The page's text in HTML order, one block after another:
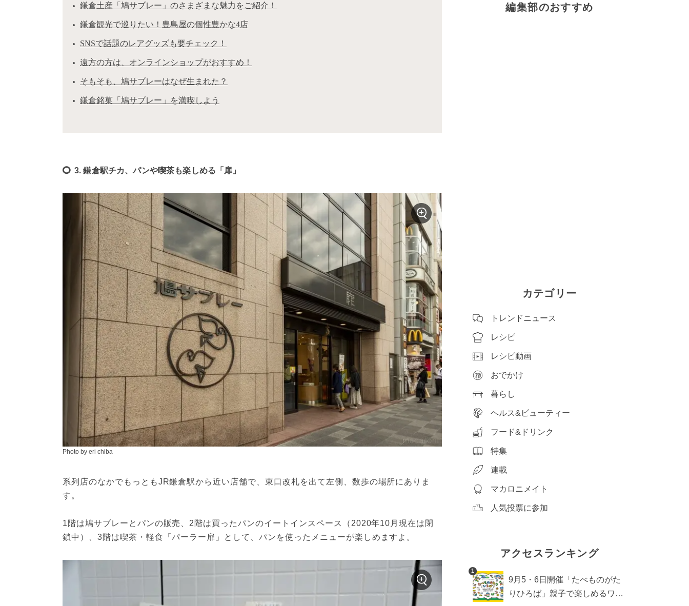
鎌倉土産「鳩サブレー」のさまざまな魅力をご紹介！
鎌倉観光で巡りたい！豊島屋の個性豊かな4店
SNSで話題のレアグッズも要チェック！
遠方の方は、オンラインショップがおすすめ！
そもそも、鳩サブレーはなぜ生まれた？
鎌倉銘菓「鳩サブレー」を満喫しよう
3. 鎌倉駅チカ、パンや喫茶も楽しめる「扉」
Photo by eri chiba
系列店のなかでもっともJR鎌倉駅から近い店舗で、東口改札を出て左側、数歩の場所にありま
す。
1階は鳩サブレーとパンの販売、2階は買ったパンのイートインスペース（2020年10月現在は閉
鎖中）、3階は喫茶・軽食「パーラー扉」として、パンを使ったメニューが楽しめますよ。
編集部のおすすめ
カテゴリー
トレンドニュース
レシピ
レシピ動画
おでかけ
暮らし
ヘルス&ビューティー
フード&ドリンク
特集
連載
マカロニメイト
人気投票に参加
アクセスランキング
1
9月5・6日開催「たべものがた
りひろば」親子で楽しめるワー